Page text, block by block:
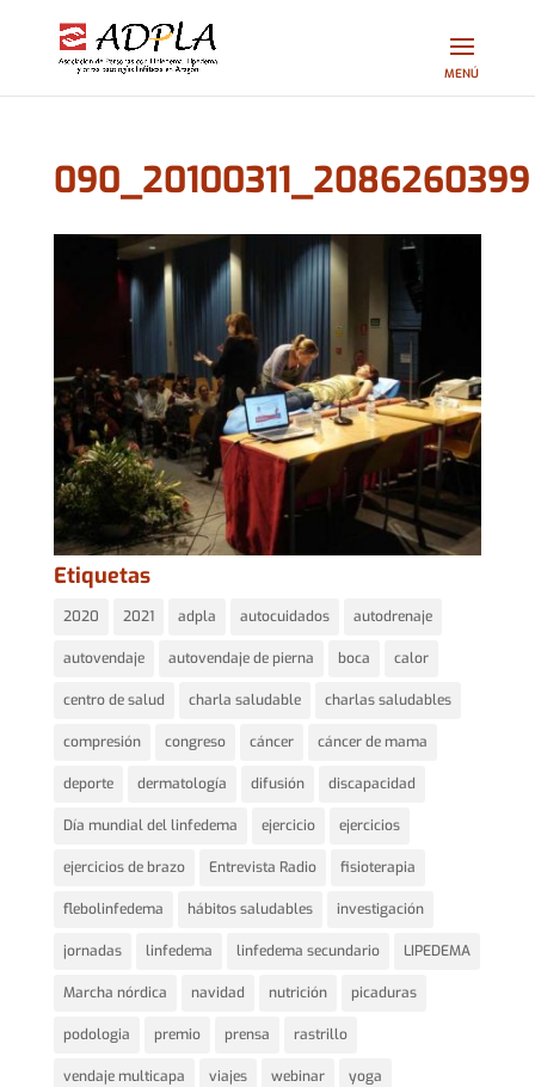
090_20100311_2086260399
Etiquetas
2020 2021 adpla autocuidados autodrenaje
autovendaje autovendaje de pierna boca calor
centro de salud charla saludable charlas saludables
compresión congreso cáncer cáncer de mama
deporte dermatología difusión discapacidad
Día mundial del linfedema ejercicio ejercicios
ejercicios de brazo Entrevista Radio fisioterapia
flebolinfedema hábitos saludables investigación
jornadas linfedema linfedema secundario LIPEDEMA
Marcha nórdica navidad nutrición picaduras
podologia premio prensa rastrillo
vendaje multicapa viajes webinar yoga